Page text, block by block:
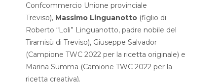
Confcommercio Unione provinciale
Treviso), Massimo Linguanotto(figlio di
Roberto “Loli” Linguanotto, padre nobile del
Tiramisù di Treviso), Giuseppe Salvador
(Campione TWC 2022 per la ricetta originale) e
Marina Summa (Camione TWC 2022 per la
ricetta creativa).